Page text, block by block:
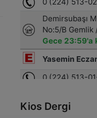
Kios Dergi